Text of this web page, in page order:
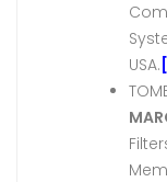
USA.